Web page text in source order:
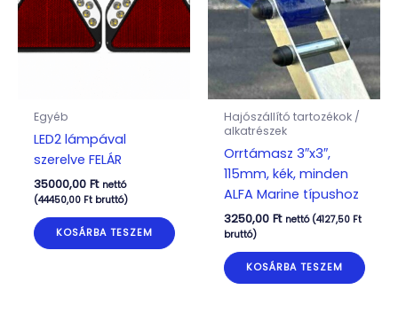
Egyéb
LED2 lámpával
szerelve FELÁR
35000,00 Ft nettó
(44450,00 Ftbruttó)
KOSÁRBA TESZEM
Hajószállító tartozékok /
alkatrészek
Orrtámasz 3″x3″,
115mm, kék, minden
ALFA Marine típushoz
3250,00 Ft nettó (4127,50 Ft
bruttó)
KOSÁRBA TESZEM